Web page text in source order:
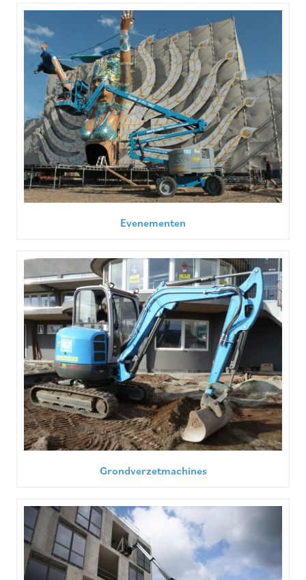
Evenementen
Grondverzetmachines